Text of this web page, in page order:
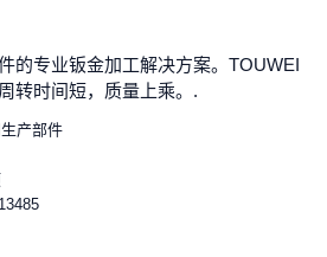
的专业钣金加工解决方案。TOUWEI
转时间短，质量上乘。.
产部件